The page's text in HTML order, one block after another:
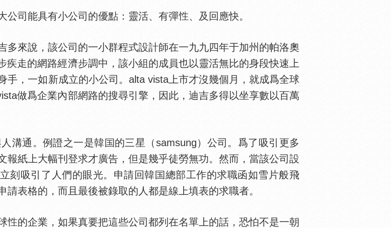
司能具有小公司的優點：靈活、有彈 、及回應快。
來說，該公司的一小群程式設計師在一九九四年于加州的帕洛奧
疾走的網路經濟步調中，該小組的成員也以靈活無比的身段快速上
手，一如新成立的小公司。alta vista上市才沒幾個月，就成爲全球
做爲企業內部網路的搜尋引擎，因此，迪吉多得以坐享數以百萬
溝通。例證之一是韓
的三星（samsung）公司。爲了吸引更多
報紙上大幅刊登求才廣告，但是幾乎徒勞無功。然而，當該公司設
刻吸引了人們的眼光。申請回韓
總部工作的求職函如雪片般飛
表格的，而且最後被錄取的人都是線上填表的求職者。
的企業，如果真要把這些公司都列在名單上的話，恐怕不是一朝